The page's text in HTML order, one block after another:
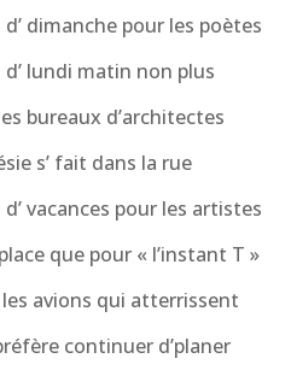
d’ dimanche pour les poètes
d’ lundi matin non plus
bureaux d’architectes
s’ fait dans la rue
d’ vacances pour les artistes
que pour « l’instant T »
les avions qui atterrissent
continuer d’planer